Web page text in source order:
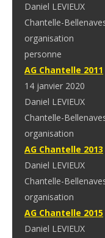
Daniel LEVIEUX
Chantelle-
organisation
personne
AG Chantelle 2011
14 janvier 2020
Daniel LEVIEUX
Chantelle-
organisation
AG Chantelle 2013
Daniel LEVIEUX
Chantelle-
organisation
AG Chantelle 2015
Daniel LEVIEUX